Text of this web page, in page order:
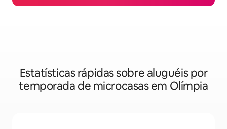
Estatísticas rápidas sobre aluguéis por
temporada de microcasas em Olímpia